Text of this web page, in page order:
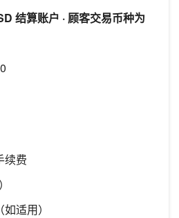
结算账户 · 顾客交易币种为
续费
适用）